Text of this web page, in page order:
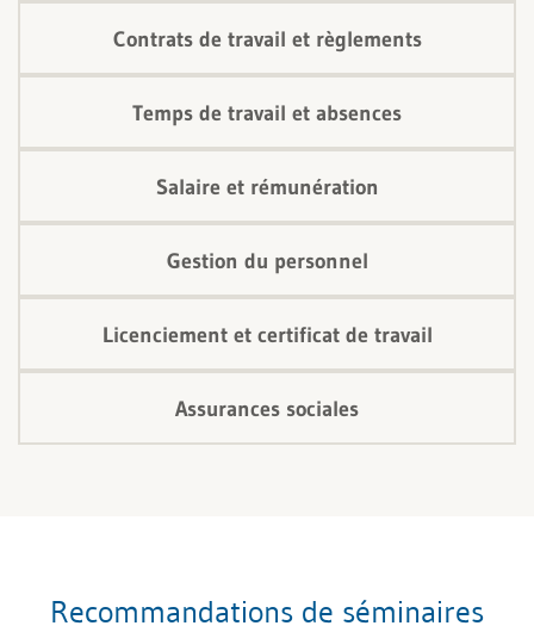
Contrats de travail et règlements
Temps de travail et absences
Salaire et rémunération
Gestion du personnel
Licenciement et certificat de travail
Assurances sociales
Recommandations de séminaires